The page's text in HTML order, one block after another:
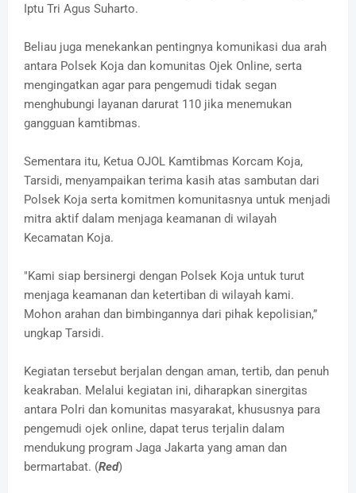
Iptu Tri Agus Suharto.
Beliau juga menekankan pentingnya komunikasi dua arah
antara Polsek Koja dan komunitas Ojek Online, serta
mengingatkan agar para pengemudi tidak segan
menghubungi layanan darurat 110 jika menemukan
gangguan kamtibmas.
Sementara itu, Ketua OJOL Kamtibmas Korcam Koja,
Tarsidi, menyampaikan terima kasih atas sambutan dari
Polsek Koja serta komitmen komunitasnya untuk menjadi
mitra aktif dalam menjaga keamanan di wilayah
Kecamatan Koja.
"Kami siap bersinergi dengan Polsek Koja untuk turut
menjaga keamanan dan ketertiban di wilayah kami.
Mohon arahan dan bimbingannya dari pihak kepolisian,”
ungkap Tarsidi.
Kegiatan tersebut berjalan dengan aman, tertib, dan penuh
keakraban. Melalui kegiatan ini, diharapkan sinergitas
antara Polri dan komunitas masyarakat, khususnya para
pengemudi ojek online, dapat terus terjalin dalam
mendukung program Jaga Jakarta yang aman dan
bermartabat. (Red)